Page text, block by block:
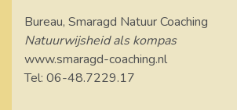
Bureau, Smaragd Natuur Coaching
Natuurwijsheid als kompas
www.smaragd-coaching.nl
Tel: 06-48.7229.17